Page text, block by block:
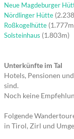
Neue Magdeburger
Nördlinger Hütte
Roßkogelhütte
Solsteinhaus (1.803m)
Unterkünfte im Tal
Hotels, Pensionen
sind.
Noch keine
Folgende
in Tirol, Zirl und